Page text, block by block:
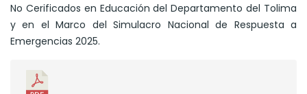
No Cerificados en Educación del Departamento del Tolima
y en el Marco del Simulacro Nacional de Respuesta a
Emergencias 2025.